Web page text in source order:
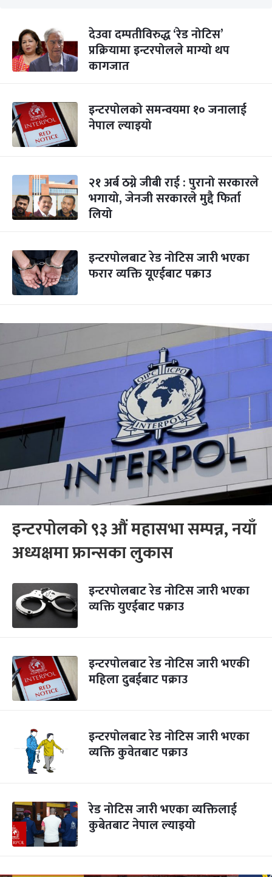
देउवा दम्पतीविरुद्ध ‘रेड नोटिस’
प्रक्रियामा इन्टरपोलले माग्यो थप
कागजात
इन्टरपोलको समन्वयमा १० जनालाई
नेपाल ल्याइयो
२१ अर्ब ठग्ने जीबी राई : पुरानो सरकारले
भगायो, जेनजी सरकारले मुद्दै फिर्ता
लियो
इन्टरपोलबाट रेड नोटिस जारी भएका
फरार व्यक्ति यूएईबाट पक्राउ
इन्टरपोलको ९३ औं महासभा सम्पन्न, नयाँ
अध्यक्षमा फ्रान्सका लुकास
इन्टरपोलबाट रेड नोटिस जारी भएका
व्यक्ति युएईबाट पक्राउ
इन्टरपोलबाट रेड नोटिस जारी भएकी
महिला दुबईबाट पक्राउ
इन्टरपोलबाट रेड नोटिस जारी भएका
व्यक्ति कुवेतबाट पक्राउ
रेड नोटिस जारी भएका व्यक्तिलाई
कुबेतबाट नेपाल ल्याइयो